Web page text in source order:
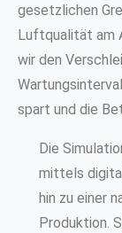
gesetzlichen
Luftqualität am
wir den
spart und die
Die
mittels
hin zu einer
Produktion.